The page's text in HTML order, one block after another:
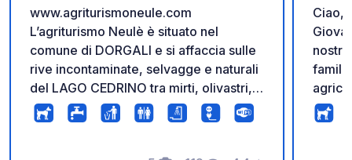
www.agriturismoneule.com
L’agriturismo Neulè è situato nel
comune di DORGALI e si affaccia sulle
rive incontaminate, selvagge e naturali
del LAGO CEDRINO tra mirti, olivastri,
animali selvatici (mufloni, cinghiali,
lepri, donnole, volpi). Nel rispetto della
Ciao,
molti